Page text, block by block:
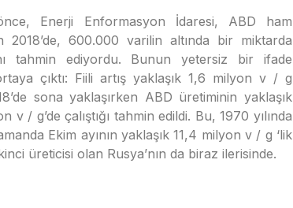
Enerji Enformasyon İdaresi, ABD ham
2018’de, 600.000 varilin altında bir miktarda
tahmin ediyordu. Bunun yetersiz bir ifade
çıktı: Fiili artış yaklaşık 1,6 milyon v / g
sona yaklaşırken ABD üretiminin yaklaşık
v / g’de çalıştığı tahmin edildi. Bu, 1970 yılında
Ekim ayının yaklaşık 11,4 milyon v / g ‘lik
üreticisi olan Rusya’nın da biraz ilerisinde.